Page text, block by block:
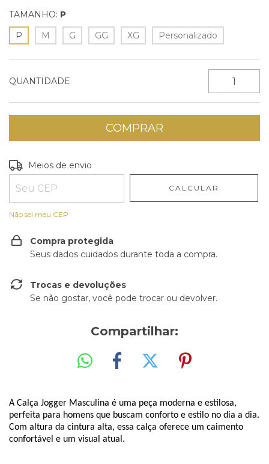
TAMANHO: P
P
M G GG XG Personalizado
QUANTIDADE
Entregas para o CEP:
Meios de envio
CALCULAR
Não sei meu CEP
Compra protegida
Seus dados cuidados durante toda a compra.
Trocas e devoluções
Se não gostar, você pode trocar ou devolver.
Compartilhar:
A Calça Jogger Masculina é uma peça moderna e estilosa,
perfeita para homens que buscam conforto e estilo no dia a dia.
Com altura da cintura alta, essa calça oferece um caimento
confortável e um visual atual.